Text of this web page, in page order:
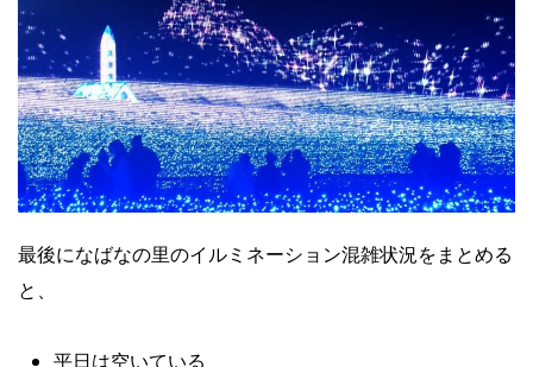
最後になばなの里のイルミネーション混雑状況をまとめる
と、
平日は空いている